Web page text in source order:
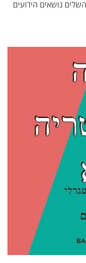
נושאים הידועים